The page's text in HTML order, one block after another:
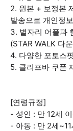
2. 원본 + 보정본
발송으로 개인정
3. 별자리 어플과
(STAR WALK 다
4. 다양한 포토스
5. 클리프바 쿠폰
[연령규정]
- 성인 : 만 12세
- 아동 : 만 2세~11